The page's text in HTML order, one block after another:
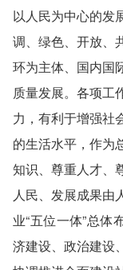
以人民为中心的发
调、绿色、开放、
环为主体、国内国
质量发展。各项工
力，有利于增强社
的生活水平，作为
知识、尊重人才、
人民、发展成果由
业“五位一体”总体
济建设、政治建设